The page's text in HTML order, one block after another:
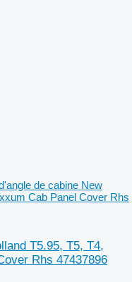
de cabine New
Cab Panel Cover Rhs
T5.95, T5, T4,
Rhs 47437896